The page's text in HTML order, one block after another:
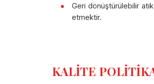
Geri dönüştürülebilir
etmektir.
KALİTE